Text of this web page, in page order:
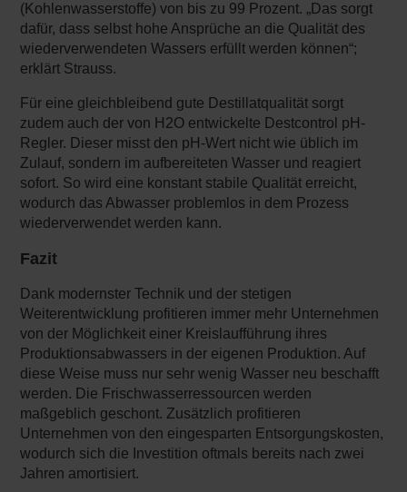
(Kohlenwasserstoffe) von bis zu 99 Prozent. „Das sorgt
dafür, dass selbst hohe Ansprüche an die Qualität des
wiederverwendeten Wassers erfüllt werden können“;
erklärt Strauss.
Für eine gleichbleibend gute Destillatqualität sorgt
zudem auch der von H2O entwickelte Destcontrol pH-
Regler. Dieser misst den pH-Wert nicht wie üblich im
Zulauf, sondern im aufbereiteten Wasser und reagiert
sofort. So wird eine konstant stabile Qualität erreicht,
wodurch das Abwasser problemlos in dem Prozess
wiederverwendet werden kann.
Fazit
Dank modernster Technik und der stetigen
Weiterentwicklung profitieren immer mehr Unternehmen
von der Möglichkeit einer Kreislaufführung ihres
Produktionsabwassers in der eigenen Produktion. Auf
diese Weise muss nur sehr wenig Wasser neu beschafft
werden. Die Frischwasserressourcen werden
maßgeblich geschont. Zusätzlich profitieren
Unternehmen von den eingesparten Entsorgungskosten,
wodurch sich die Investition oftmals bereits nach zwei
Jahren amortisiert.